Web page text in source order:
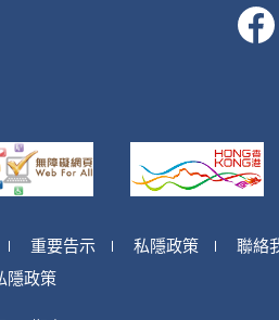
重要告示 私隱政策 聯絡
隱政策